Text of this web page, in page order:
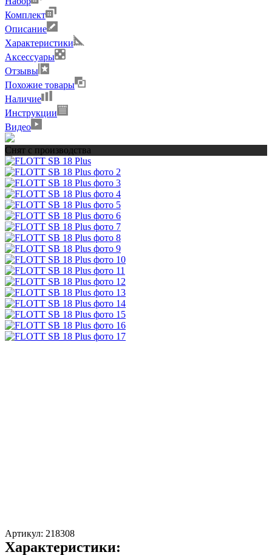
Комплект
Описание
Характеристики
Аксессуары
Отзывы
Похожие товары
Наличие
Инструкции
Видео
Снят с производства
Артикул: 218308
Характеристики: